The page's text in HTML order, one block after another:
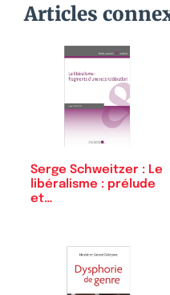
Articles
Serge Schweitzer : Le
libéralisme : prélude
et…